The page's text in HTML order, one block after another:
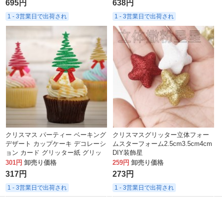
695円
1 - 3営業日で出荷され
638円
1 - 3営業日で出荷され
クリスマス パーティー ベーキング
デザート カップケーキ デコレーシ
ョン カード グリッター紙 グリッ
ター紙 クリスマス ツリー フラグ
301円 卸売り価格
317円
1 - 3営業日で出荷され
クリスマスグリッター立体フォー
ムスターフォーム2.5cm3.5cm4cm
DIY装飾星
259円 卸売り価格
273円
1 - 3営業日で出荷され